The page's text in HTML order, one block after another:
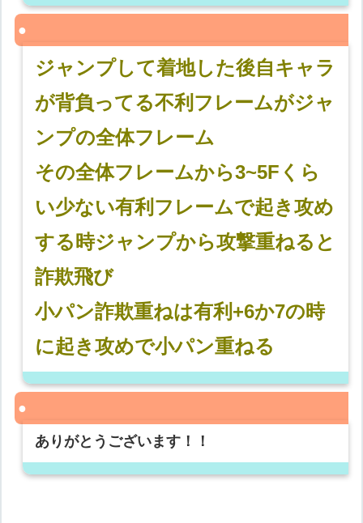
ジャンプして着地した後自キャラ
が背負ってる不利フレームがジャ
ンプの全体フレーム
その全体フレームから3~5Fくら
い少ない有利フレームで起き攻め
する時ジャンプから攻撃重ねると
詐欺飛び
小パン詐欺重ねは有利+6か7の時
に起き攻めで小パン重ねる
ありがとうございます！！